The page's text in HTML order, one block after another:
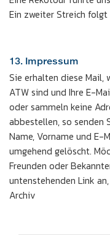
Ein zweiter Streich
13. Impressum
Sie erhalten diese Mail,
ATW sind und Ihre E-
oder sammeln keine
abbestellen, so senden
Name, Vorname und E-
umgehend gelöscht.
Freunden oder
untenstehenden Link
Archiv